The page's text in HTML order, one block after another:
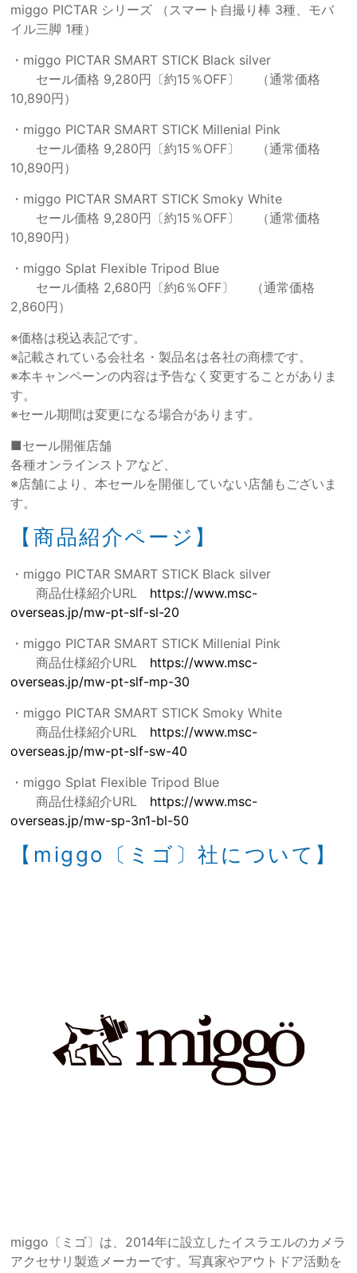
miggo PICTAR シリーズ （スマート自撮り棒 3種、モバ
イル三脚 1種）
・miggo PICTAR SMART STICK Black silver
セール価格 9,280円〔約15％OFF〕 （通常価格
10,890円）
・miggo PICTAR SMART STICK Millenial Pink
セール価格 9,280円〔約15％OFF〕 （通常価格
10,890円）
・miggo PICTAR SMART STICK Smoky White
セール価格 9,280円〔約15％OFF〕 （通常価格
10,890円）
・miggo Splat Flexible Tripod Blue
セール価格 2,680円〔約6％OFF〕 （通常価格
2,860円）
※価格は税込表記です。
※記載されている会社名・製品名は各社の商標です。
※本キャンペーンの内容は予告なく変更することがありま
す。
※セール期間は変更になる場合があります。
■セール開催店舗
各種オンラインストアなど、
※店舗により、本セールを開催していない店舗もございま
す。
【商品紹介ページ】
・miggo PICTAR SMART STICK Black silver
商品仕様紹介URL https://www.msc-
overseas.jp/mw-pt-slf-sl-20
・miggo PICTAR SMART STICK Millenial Pink
商品仕様紹介URL https://www.msc-
overseas.jp/mw-pt-slf-mp-30
・miggo PICTAR SMART STICK Smoky White
商品仕様紹介URL https://www.msc-
overseas.jp/mw-pt-slf-sw-40
・miggo Splat Flexible Tripod Blue
商品仕様紹介URL https://www.msc-
overseas.jp/mw-sp-3n1-bl-50
【miggo〔ミゴ〕社について】
miggo〔ミゴ〕は、2014年に設立したイスラエルのカメラ
アクセサリ製造メーカーです。写真家やアウトドア活動を